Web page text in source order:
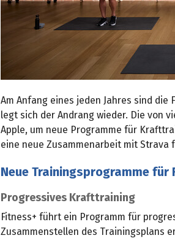
Am Anfang eines jeden Jahres sind die
legt sich der Andrang wieder. Die von
Apple, um neue Programme für
eine neue Zusammenarbeit mit Strava
Neue Trainingsprogramme für
Progressives Krafttraining
Fitness+ führt ein Programm für
Zusammenstellen des Trainingsplans